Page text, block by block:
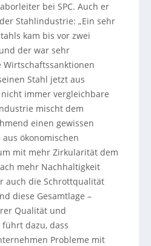
bei SPC. Auch er
Stahlindustrie: „Ein sehr
kam bis vor zwei
der war sehr
Stahl jetzt aus
immer vergleichbare
mischt dem
einen gewissen
ökonomischen
mit mehr Zirkularität dem
mehr Nachhaltigkeit
auch die Schrottqualität
diese Gesamtlage –
Qualität und
dazu, dass
Probleme mit